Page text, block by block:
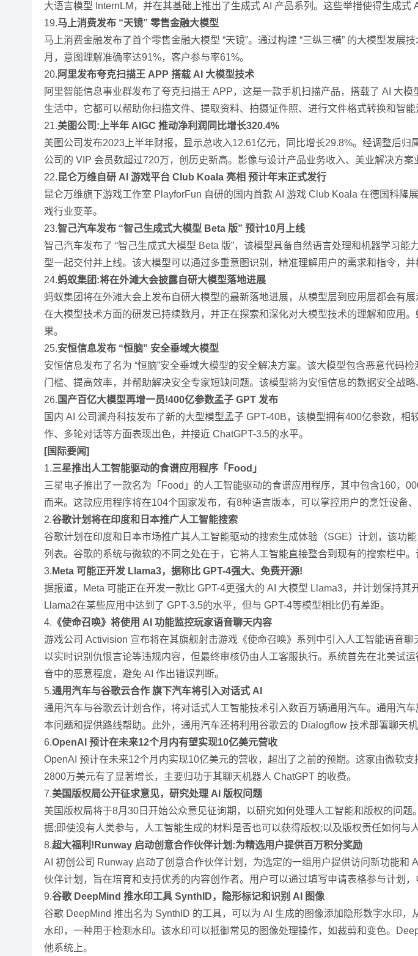
大语言模型 InternLM，并在其基础上推出了生成式 AI 产品系列。这些举措使得生成式
19.马上消费发布 “天镜” 零售金融大模型
马上消费金融发布了首个零售金融大模型 “天镜”。通过构建 “三纵三横” 的大模型发
月，意图理解准确率达91%，客户参与率61%。
20. 阿里发布夸克扫描王 APP 搭载 AI 大模型技术
阿里智能信息事业群发布了夸克扫描王 APP，这是一款手机扫描产品，搭载了 AI 大
生活中，它都可以帮助你扫描文件、提取资料、拍摄证件照、进行文件格式转换和智能
21.美图公司:上半年 AIGC 推动净利润同比增长320.4%
美图公司发布2023上半年财报，显示总收入12.61亿元，同比增长29.8%。经调整后
公司的 VIP 会员数超过720万，创历史新高。影像与设计产品业务收入、美业解决方案
22.昆仑万维自研 AI 游戏平台 Club Koala 亮相 预计年末正式发行
昆仑万维旗下游戏工作室 PlayforFun 自研的国内首款 AI 游戏 Club Koala 在德国科
戏行业变革。
23.智己汽车发布 “智己生成式大模型 Beta 版” 预计10月上线
智己汽车发布了 “智己生成式大模型 Beta 版”，该模型具备自然语言处理和机器学习
型一起交付并上线。该大模型可以通过多重意图识别，精准理解用户的需求和指令，
24.蚂蚁集团:将在外滩大会披露自研大模型落地进展
蚂蚁集团将在外滩大会上发布自研大模型的最新落地进展，从模型层到应用层都会有
在大模型技术方面的研发已持续数月，并正在探索和深化对大模型技术的理解和应用
果。
25.安恒信息发布 “恒脑” 安全垂域大模型
安恒信息发布了名为 “恒脑”安全垂域大模型的安全解决方案。该大模型包含恶意代码
门槛、提高效率，并帮助解决安全专家短缺问题。该模型将为安恒信息的数据安全战
26. 国产百亿大模型再增一员!400亿参数孟子 GPT 发布
国内 AI 公司澜舟科技发布了新的大型模型孟子 GPT-40B，该模型拥有400亿参数，
作、多轮对话等方面表现出色，并接近 ChatGPT-3.5的水平。
[国际要闻]
1.三星推出人工智能驱动的食谱应用程序「Food」
三星电子推出了一款名为「Food」的人工智能驱动的食谱应用程序，其中包含160，
而来。这款应用程序将在104个国家发布，有8种语言版本，可以掌控用户的烹饪设备
2.谷歌计划将在印度和日本推广人工智能搜索
谷歌计划在印度和日本市场推广其人工智能驱动的搜索生成体验（SGE）计划，该功
列表。谷歌的系统与微软的不同之处在于，它将人工智能直接整合到现有的搜索栏中
3. Meta 可能正开发 Llama3，据称比 GPT-4强大、免费开源!
据报道，Meta 可能正在开发一款比 GPT-4更强大的 AI 大模型 Llama3，并计划保持
Llama2在某些应用中达到了 GPT-3.5的水平，但与 GPT-4等模型相比仍有差距。
4. 《使命召唤》将使用 AI 功能监控玩家语音聊天内容
游戏公司 Activision 宣布将在其旗舰射击游戏《使命召唤》系列中引入人工智能语音
以实时识别仇恨言论等违规内容，但最终审核仍由人工客服执行。系统首先在北美试
音中的恶意程度，避免 AI 作出错误判断。
5.通用汽车与谷歌云合作 旗下汽车将引入对话式 AI
通用汽车与谷歌云计划合作，将对话式人工智能技术引入数百万辆通用汽车。通用汽
本问题和提供路线帮助。此外，通用汽车还将利用谷歌云的 Dialogflow 技术部署聊天
6.OpenAI 预计在未来12个月内有望实现10亿美元营收
OpenAI 预计在未来12个月内实现10亿美元的营收，超出了之前的预期。这家由微软
2800万美元有了显著增长，主要归功于其聊天机器人 ChatGPT 的收费。
7.美国版权局公开征求意见，研究处理 AI 版权问题
美国版权局将于8月30日开始公众意见征询期，以研究如何处理人工智能和版权的问
据;即使没有人类参与，人工智能生成的材料是否也可以获得版权;以及版权责任如何与
8.超大福利!Runway 启动创意合作伙伴计划:为精选用户提供百万积分奖励
AI 初创公司 Runway 启动了创意合作伙伴计划，为选定的一组用户提供访问新功能
伙伴计划，旨在培育和支持优秀的内容创作者。用户可以通过填写申请表格参与计划，
9.谷歌 DeepMind 推水印工具 SynthID，隐形标记和识别 AI 图像
谷歌 DeepMind 推出名为 SynthID 的工具，可以为 AI 生成的图像添加隐形数字水印
水印，一种用于检测水印。该水印可以抵御常见的图像处理操作，如裁剪和变色。
他系统上。